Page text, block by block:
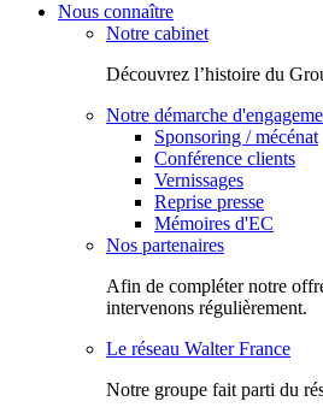
Nous connaître
Notre cabinet
Découvrez l’histoire du
Notre démarche
Sponsoring / mécénat
Conférence clients
Vernissages
Reprise presse
Mémoires d'EC
Nos partenaires
Afin de compléter notre
intervenons régulièrement.
Le réseau Walter France
Notr​e groupe fait parti du